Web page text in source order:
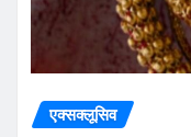
एक्सक्लूसिव